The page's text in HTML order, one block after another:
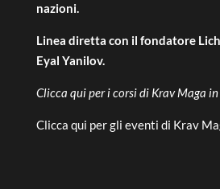
nazioni.
Linea diretta con il fondatore
Eyal Yanilov.
Clicca qui per icorsi di Krav Maga
Clicca qui per gli eventi di Krav